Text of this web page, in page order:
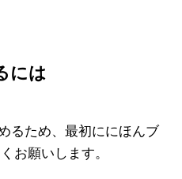
には
るため、最初ににほんブ
お願いします。